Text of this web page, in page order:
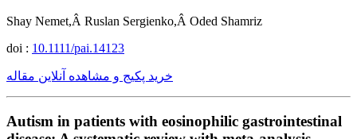
Shay Nemet,Â Ruslan Sergienko,Â Oded Shamriz
doi : 10.1111/pai.14123
خرید پکیج و مشاهده آنلاین مقاله
Autism in patients with eosinophilic gastrointestinal